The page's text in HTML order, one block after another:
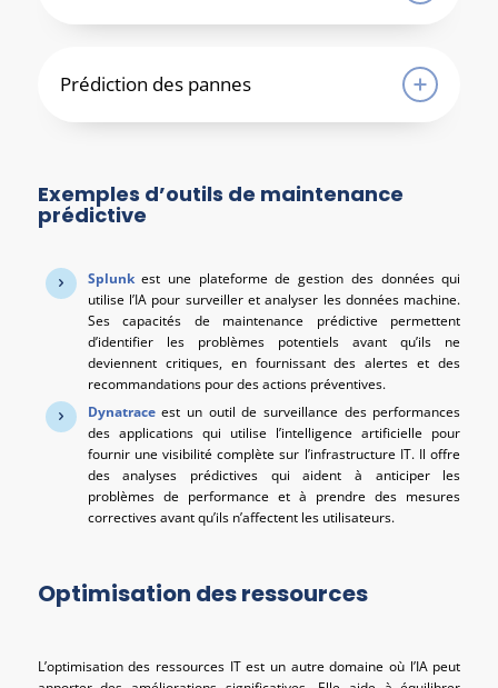
Prédiction des pannes
Exemples d’outils de maintenance
prédictive
Splunkest une plateforme de gestion des données qui
utilise l’IA pour surveiller et analyser les données machine.
Ses capacités de maintenance prédictive permettent
d’identifier les problèmes potentiels avant qu’ils ne
deviennent critiques, en fournissant des alertes et des
recommandations pour des actions préventives.
Dynatraceest un outil de surveillance des performances
des applications qui utilise l’intelligence artificielle pour
fournir une visibilité complète sur l’infrastructure IT. Il offre
des analyses prédictives qui aident à anticiper les
problèmes de performance et à prendre des mesures
correctives avant qu’ils n’affectent les utilisateurs.
Optimisation des ressources
L’optimisation des ressources IT est un autre domaine où l’IA peut